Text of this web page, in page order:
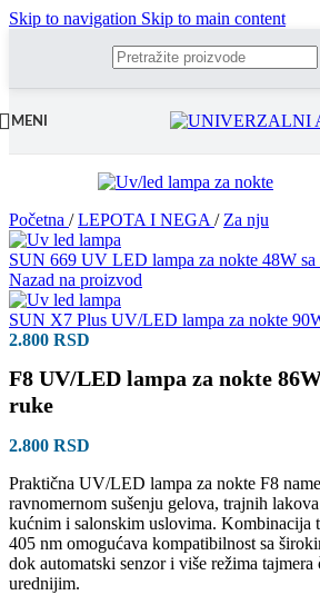
Skip to navigation Skip to main content
MENI
Početna / LEPOTA I NEGA / Za nju
SUN 669 UV LED lampa za nokte 48W sa
Nazad na proizvod
SUN X7 Plus UV/LED lampa za nokte
2.800 RSD
F8 UV/LED lampa za nokte
ruke
2.800 RSD
Praktična UV/LED lampa za nokte F8
ravnomernom sušenju gelova, trajnih
kućnim i salonskim uslovima. Kombinacija
405 nm omogućava kompatibilnost sa
dok automatski senzor i više režima
urednijim.